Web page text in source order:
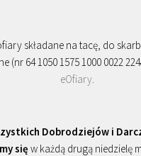
składane na tacę, do
(nr 64 1050 1575 1000 0022
eOfiary.
Dobrodziejów i
się w każdą drugą niedzielę